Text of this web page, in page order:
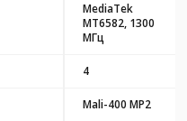
MediaTek
MT6582, 1300
МГц
4
Mali-400 MP2